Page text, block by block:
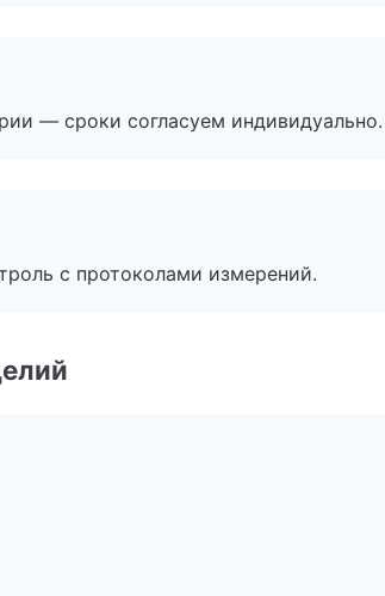
— сроки согласуем индивидуально.
с протоколами измерений.